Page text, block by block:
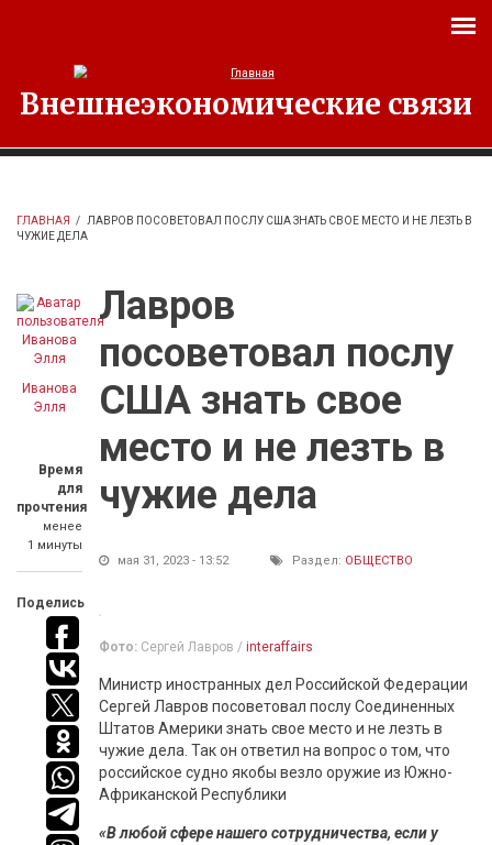
Внешнеэкономические связи
ГЛАВНАЯ /
ЛАВРОВ ПОСОВЕТОВАЛ ПОСЛУ США ЗНАТЬ СВОЕ МЕСТО И НЕ ЛЕЗТЬ В
ЧУЖИЕ ДЕЛА
Иванова
Элля
Время
для
прочтения
менее
1 минуты
Поделись
Лавров
посоветовал послу
США знать свое
место и не лезть в
чужие дела
мая 31, 2023 - 13:52 Раздел: ОБЩЕСТВО
Фото: Сергей Лавров / interaffairs
Министр иностранных дел Российской Федерации
Сергей Лавров посоветовал послу Соединенных
Штатов Америки знать свое место и не лезть в
чужие дела. Так он ответил на вопрос о том, что
российское судно якобы везло оружие из Южно-
Африканской Республики
«В любой сфере нашего сотрудничества, если у